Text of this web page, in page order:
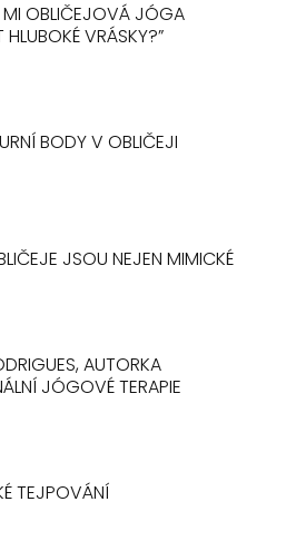
MI OBLIČEJOVÁ JÓGA
HLUBOKÉ VRÁSKY?”
BODY V OBLIČEJI
JSOU NEJEN MIMICKÉ
AUTORKA
JÓGOVÉ TERAPIE
TEJPOVÁNÍ